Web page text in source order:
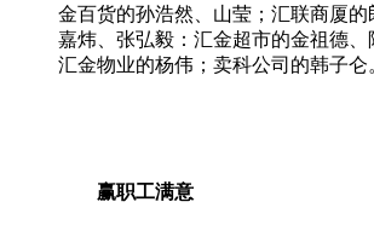
金百货的孙浩然、山莹；汇联商厦的
嘉炜、张弘毅：汇金超市的金祖德、
汇金物业的杨伟；卖科公司的韩子仑
赢职工满意